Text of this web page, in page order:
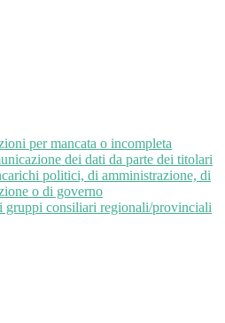
per mancata o incompleta
dei dati da parte dei titolari
politici, di amministrazione, di
o di governo
gruppi consiliari regionali/provinciali